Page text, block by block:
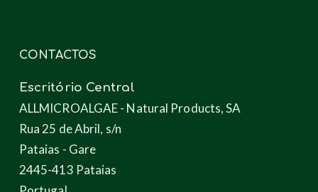
CONTACTOS
Escritório Central
ALLMICROALGAE - Natural Products, SA
Rua 25 de Abril, s/n
Pataias - Gare
2445-413 Pataias